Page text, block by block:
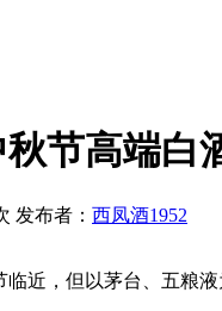
节高端白
发布者： 西凤酒1952
临近，但以茅台、五粮